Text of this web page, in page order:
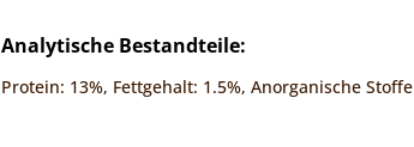
Analytische Bestandteile:
Protein: 13%, Fettgehalt: 1.5%, Anorganische